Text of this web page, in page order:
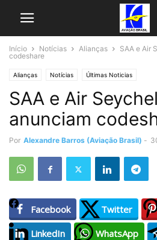
Início Notícias Alianças
SAA e Air
codeshare
Alianças Notícias Últimas Noticias
SAA e Air
anunciam
Por Alexandre Barros (Aviação Brasil) -
Facebook Twitter
LinkedIn
WhatsApp